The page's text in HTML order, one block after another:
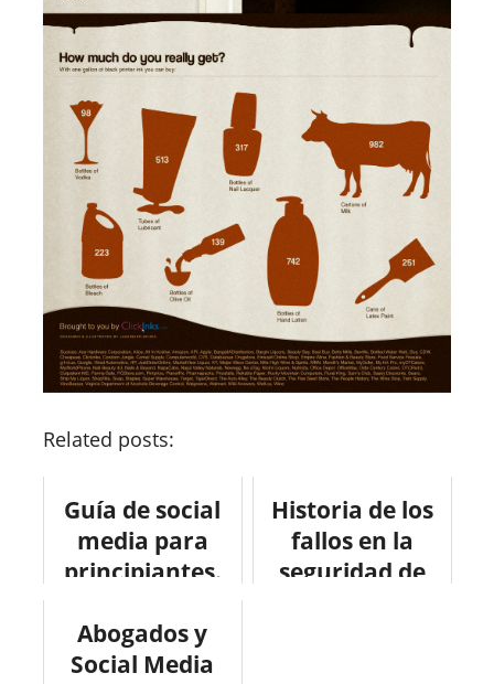
Related posts:
Guía de social
media para
principiantes.
Historia de los
fallos en la
seguridad de
Abogados y
Social Media